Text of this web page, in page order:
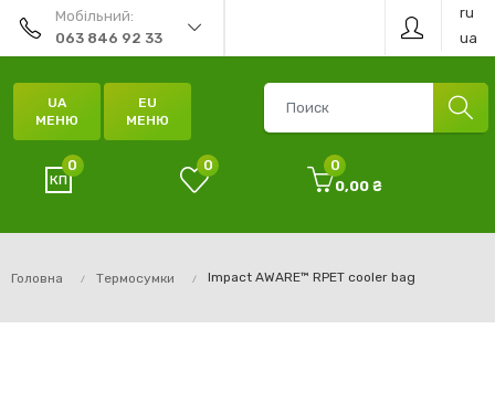
Мобільний:
063 846 92 33
ru
ua
UA
МЕНЮ
EU
МЕНЮ
0 0
0
0,00 ₴
Головна Термосумки Impact AWARE™ RPET cooler bag